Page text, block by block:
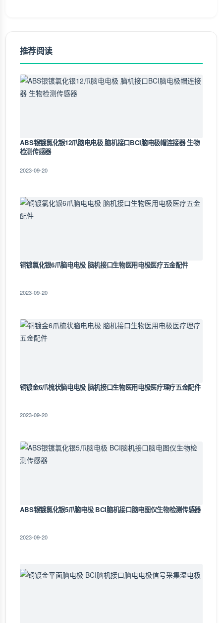
推荐阅读
ABS银镀氯化银12爪脑电电极 脑机接口BCI脑电极帽连接器 生物
检测传感器
2023-09-20
铜镀氯化银6爪脑电电极 脑机接口生物医用电极医疗五金配件
2023-09-20
铜镀金6爪梳状脑电电极 脑机接口生物医用电极医疗理疗五金配件
2023-09-20
ABS银镀氯化银5爪脑电极 BCI脑机接口脑电图仪生物检测传感器
2023-09-20